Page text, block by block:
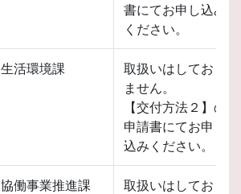
書にてお申し込み
ください。
生活環境課
取扱いはしており
ません。
【交付方法２】の
申請書にてお申し
込みください。
協働事業推進課
取扱いはしており